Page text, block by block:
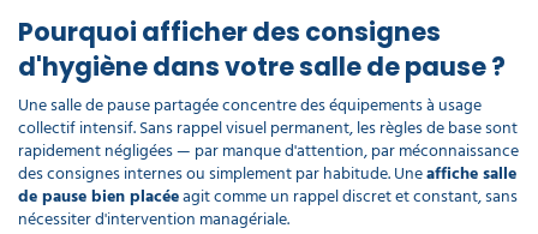
Pourquoi afficher des consignes
d'hygiène dans votre salle de pause ?
Une salle de pause partagée concentre des équipements à usage
collectif intensif. Sans rappel visuel permanent, les règles de base sont
rapidement négligées — par manque d'attention, par méconnaissance
des consignes internes ou simplement par habitude. Uneaffiche salle
de pause bien placéeagit comme un rappel discret et constant, sans
nécessiter d'intervention managériale.